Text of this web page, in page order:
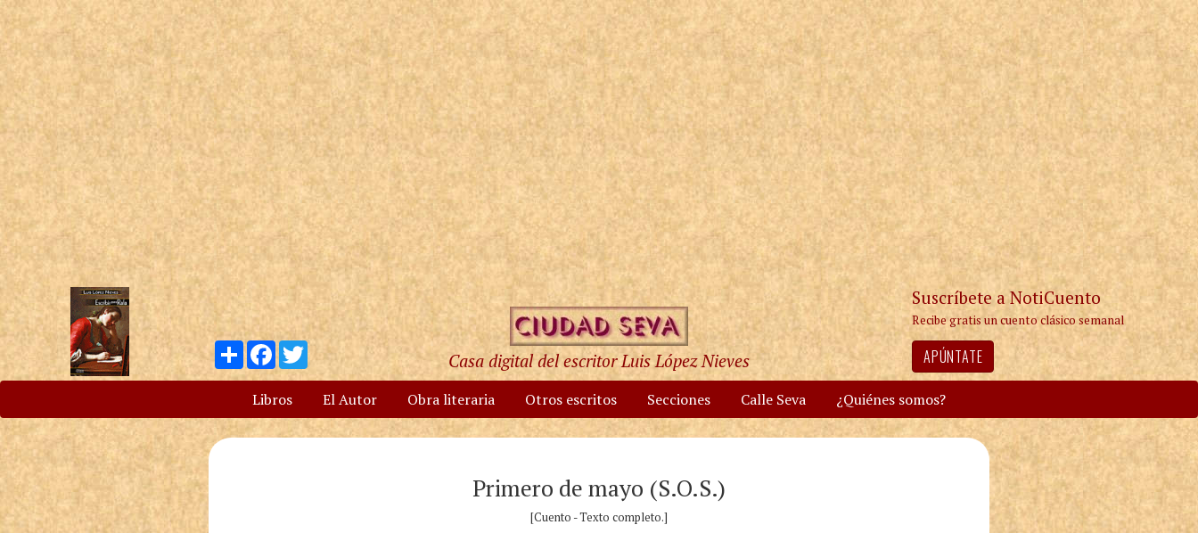
Compartir
Facebook
Twitter
Casa digital del escritor Luis López Nieves
Suscríbete a NotiCuento
Recibe gratis un cuento clásico semanal
APÚNTATE
Libros El Autor Obra literaria Otros escritos Secciones Calle Seva ¿Quiénes somos?
Primero de mayo (S.O.S.)
[Cuento - Texto completo.]